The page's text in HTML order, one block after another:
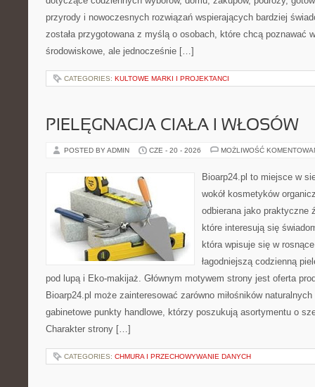
przyrody i nowoczesnych rozwiązań wspierających bardziej
została przygotowana z myślą o osobach, które chcą poznawać
środowiskowe, ale jednocześnie […]
CATEGORIES: KULTOWE MARKI I PROJEKTANCI
PIELĘGNACJA CIAŁA I WŁOSÓW
POSTED BY ADMIN CZE - 20 - 2026 MOŻLIWOŚĆ
Bioarp24.pl to miejsce w
wokół kosmetyków
odbierana jako praktyczne
które interesują się
która wpisuje się w
łagodniejszą codzienną
pod lupą i Eko-makijaż. Głównym motywem strony jest oferta
Bioarp24.pl może zainteresować zarówno miłośników
gabinetowe punkty handlowe, którzy poszukują asortymentu o
Charakter strony […]
CATEGORIES: CHMURA I PRZECHOWYWANIE DANYCH